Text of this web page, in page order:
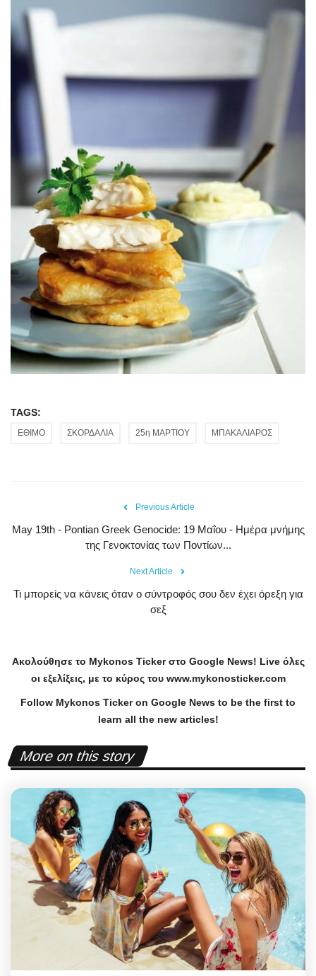
TAGS:
ΕΘΙΜΟ ΣΚΟΡΔΑΛΙΑ 25η ΜΑΡΤΙΟΥ ΜΠΑΚΑΛΙΑΡΟΣ
Previous Article
May 19th - Pontian Greek Genocide: 19 Μαΐου - Ημέρα μνήμης
της Γενοκτονίας των Ποντίων...
Next Article
Τι μπορείς να κάνεις όταν ο σύντροφός σου δεν έχει όρεξη για
σεξ
Ακολούθησε το Mykonos Tickerστο Google News! Liveόλες
οι εξελίξεις, με το κύρος του www.mykonosticker.com
Follow Mykonos Ticker on Google News to be the first to
learn all the new articles!
More on this story